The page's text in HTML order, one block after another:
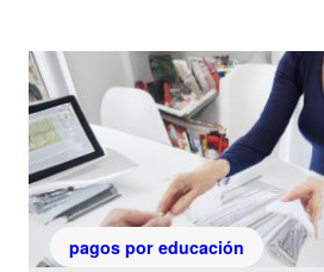
pagos por educación